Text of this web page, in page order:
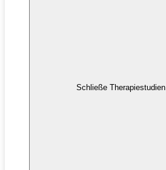
Schließe Therapiestudien